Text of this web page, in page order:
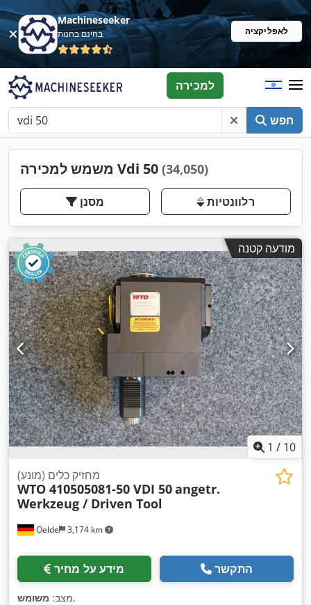
Machineseeker
בחינם בחנות לאפליקציה
חפש
למכירה
משמש למכירה Vdi 50 (34,050)
מסנן רלוונטיות
מודעה קטנה
1 / 10
Oelde 3,174 km
מחזיק כלים (מונע)
WTO 410505081-50 VDI 50angetr.
Werkzeug / Driven Tool
מידע על מחיר התקשר
מצב: משומש ,